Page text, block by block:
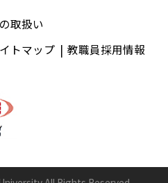
取扱い
トマップ 教職員採用情報